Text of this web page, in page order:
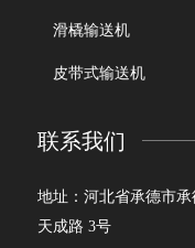
滑橇输送机
皮带式输送机
联系我们
地址：河北省承德市
天成路 3号